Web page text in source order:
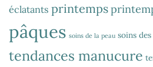
éclatants printemps
pâques soins de la peau soins
tendances manucure